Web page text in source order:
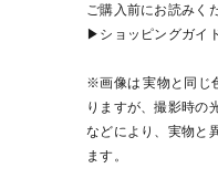
ご購入前にお読みく
▶ショッピングガイ
※画像は 実物と同じ
りますが、撮影時の
などにより、実物と
ます。